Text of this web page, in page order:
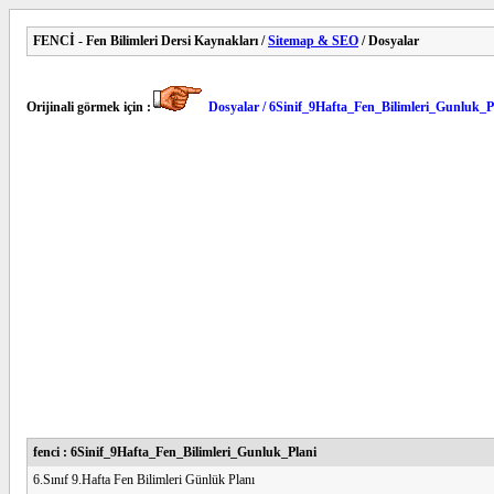
FENCİ - Fen Bilimleri Dersi Kaynakları /Sitemap & SEO / Dosyalar
Orijinali görmek için : Dosyalar /
fenci : 6Sinif_9Hafta_Fen_Bilimleri_Gunluk_Plani
6.Sınıf 9.Hafta Fen Bilimleri Günlük Planı